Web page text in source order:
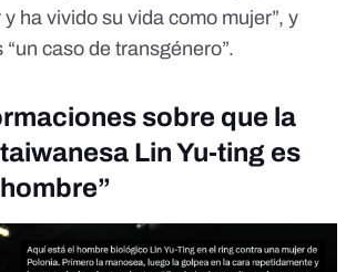
ha vivido su vida como mujer”, y
caso de transgénero”.
sobre que la
Lin Yu-ting es